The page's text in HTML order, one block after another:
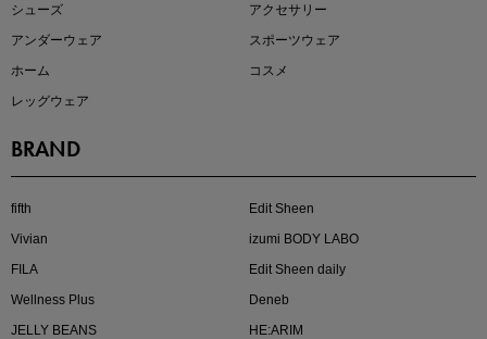
シューズ
アクセサリー
アンダーウェア
スポーツウェア
ホーム
コスメ
レッグウェア
BRAND
fifth
Edit Sheen
Vivian
izumi BODY LABO
FILA
Edit Sheen daily
Wellness Plus
Deneb
JELLY BEANS
HE:ARIM